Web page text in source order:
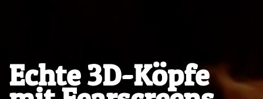
Echte 3D-Köpfe